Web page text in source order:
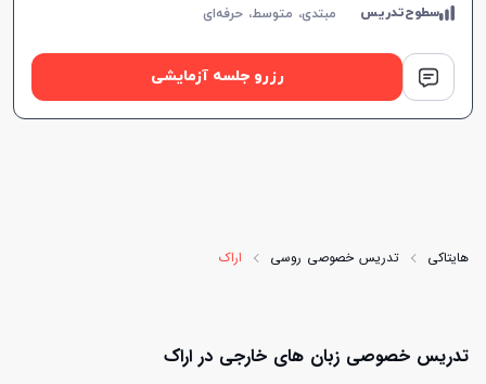
سطوح‌تدریس مبتدی، متوسط،حرفه‌ای
رزرو جلسه آزمایشی
هایتاکی تدریس خصوصی روسی اراک
تدریس خصوصی زبان های خارجی در اراک